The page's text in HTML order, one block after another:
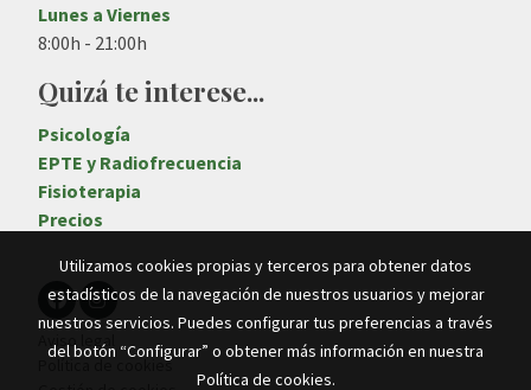
Lunes a Viernes
8:00h - 21:00h
Quizá te interese...
Psicología
EPTE y Radiofrecuencia
Fisioterapia
Precios
Aviso legal
Política de cookies
Utilizamos cookies propias y terceros para obtener datos
estadísticos de la navegación de nuestros usuarios y mejorar
nuestros servicios. Puedes configurar tus preferencias a través
del botón “Configurar” o obtener más información en nuestra
Política de cookies.